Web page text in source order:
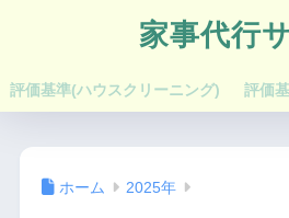
家事代行
評価基準(ハウスクリーニング) 評価
ホーム 2025年